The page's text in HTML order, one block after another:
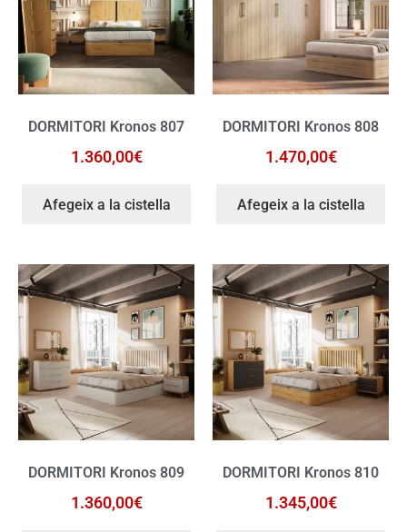
DORMITORI Kronos 807
1.360,00€
Afegeix a la cistella
DORMITORI Kronos 808
1.470,00€
Afegeix a la cistella
DORMITORI Kronos 809
1.360,00€
DORMITORI Kronos 810
1.345,00€